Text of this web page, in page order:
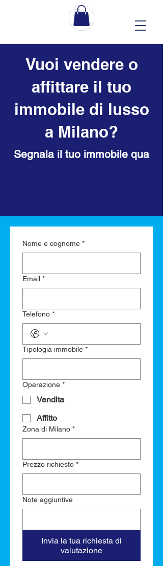
Vuoi vendere o
affittare il tuo
immobile di lusso
a Milano?
Segnala il tuo immobile qua
Nome e cognome *
Email *
Telefono *
Tipologia immobile *
Operazione *
Vendita
Affitto
Zona di Milano *
Prezzo richiesto *
Note aggiuntive
Invia la tua richiesta di
valutazione